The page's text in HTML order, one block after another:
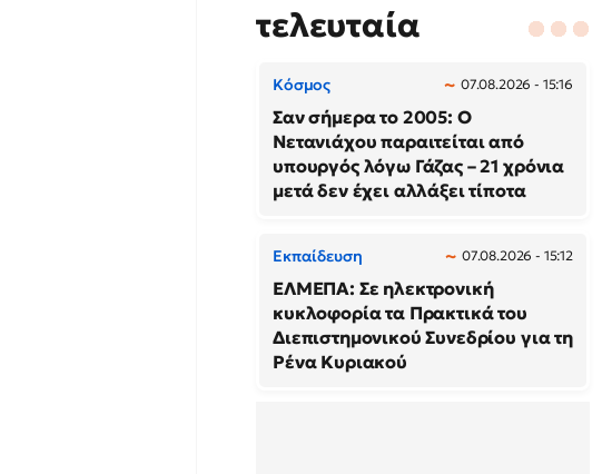
τελευταία
Κόσμος 07.08.2026 - 15:16
Σαν σήμερα το 2005: Ο
Νετανιάχου παραιτείται από
υπουργός λόγω Γάζας – 21 χρόνια
μετά δεν έχει αλλάξει τίποτα
Εκπαίδευση 07.08.2026 - 15:12
ΕΛΜΕΠΑ: Σε ηλεκτρονική
κυκλοφορία τα Πρακτικά του
Διεπιστημονικού Συνεδρίου για τη
Ρένα Κυριακού